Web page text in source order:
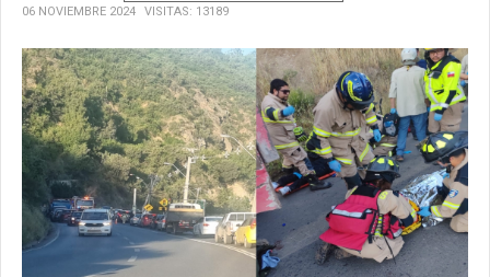
06 NOVIEMBRE 2024
VISITAS: 13189